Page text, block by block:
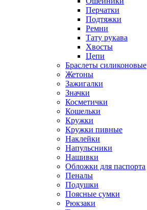
Перчатки
Подтяжки
Ремни
Тату рукава
Хвосты
Цепи
Браслеты силиконовые
Жетоны
Зажигалки
Значки
Косметички
Кошельки
Кружки
Кружки пивные
Наклейки
Напульсники
Нашивки
Обложки для паспорта
Пеналы
Подушки
Поясные сумки
Рюкзаки